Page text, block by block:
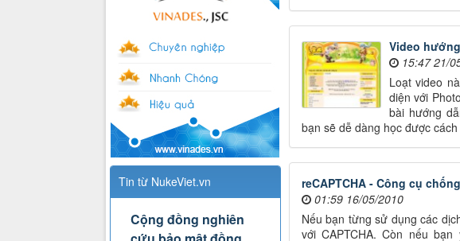
Video
15:47 21/
Loạt video
diện với
bài hướng
bạn sẽ dễ dàng học được
reCAPTCHA - Công cụ
01:59 16/05/2010
Nếu bạn từng sử dụng các
với CAPTCHA. Còn nếu
Tin từ NukeViet.vn
Cộng đồng nghiên